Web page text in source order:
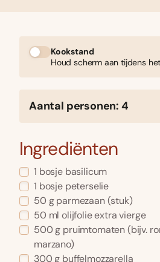
Kookstand
Houd scherm aan tijdens
Aantal personen: 4
Ingrediënten
1 bosje basilicum
1 bosje peterselie
50 g parmezaan (stuk)
50 ml olijfolie extra vierge
500 g pruimtomaten (bijv.
marzano)
300 g buffelmozzarella